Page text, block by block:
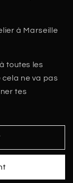
à Marseille
toutes les
cela ne va pas
tes